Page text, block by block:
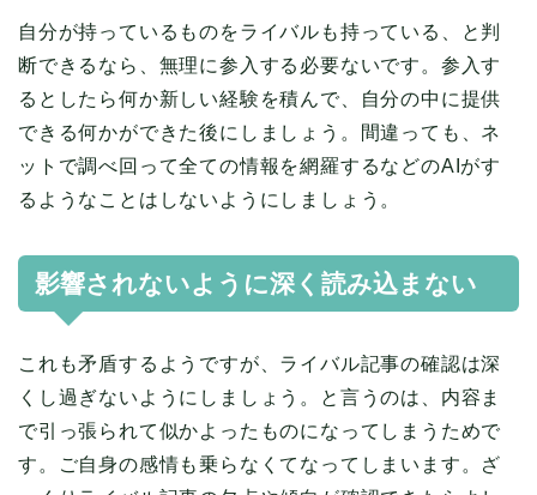
自分が持っているものをライバルも持っている、と判
断できるなら、無理に参入する必要ないです。参入す
るとしたら何か新しい経験を積んで、自分の中に提供
できる何かができた後にしましょう。間違っても、ネ
ットで調べ回って全ての情報を網羅するなどのAIがす
るようなことはしないようにしましょう。
影響されないように深く読み込まない
これも矛盾するようですが、ライバル記事の確認は深
くし過ぎないようにしましょう。と言うのは、内容ま
で引っ張られて似かよったものになってしまうためで
す。ご自身の感情も乗らなくてなってしまいます。ざ